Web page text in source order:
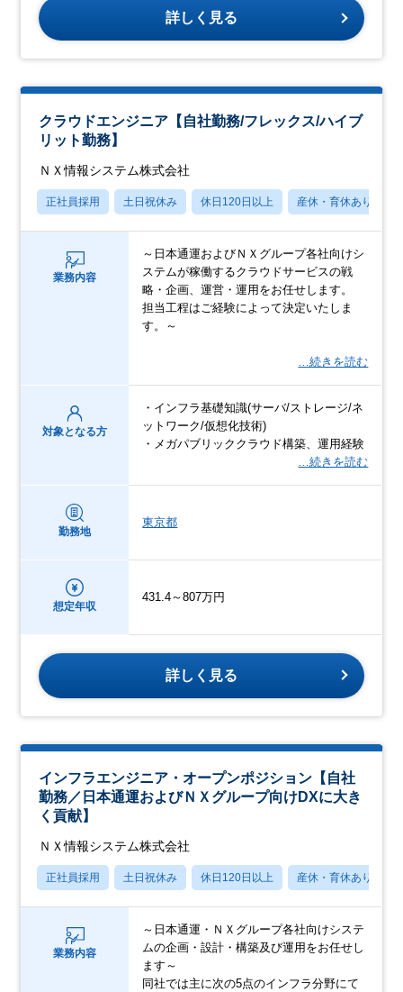
詳しく見る
クラウドエンジニア【自社勤務/フレックス/ハイブ
リット勤務】
ＮＸ情報システム株式会社
正社員採用 土日祝休み 休日120日以上 産休・育休あり
業務内容
～日本通運およびＮＸグループ各社向けシ
ステムが稼働するクラウドサービスの戦
略・企画、運営・運用をお任せします。
担当工程はご経験によって決定いたしま
す。～
…続きを読む
対象となる方
・インフラ基礎知識(サーバ/ストレージ/ネ
ットワーク/仮想化技術)
・メガパブリッククラウド構築、運用経験
…続きを読む
勤務地
東京都
想定年収
431.4～807万円
詳しく見る
インフラエンジニア・オープンポジション【自社
勤務／日本通運およびＮＸグループ向けDXに大き
く貢献】
ＮＸ情報システム株式会社
正社員採用 土日祝休み 休日120日以上 産休・育休あり
業務内容
～日本通運・ＮＸグループ各社向けシステ
ムの企画・設計・構築及び運用をお任せし
ます～
同社では主に次の5点のインフラ分野にて